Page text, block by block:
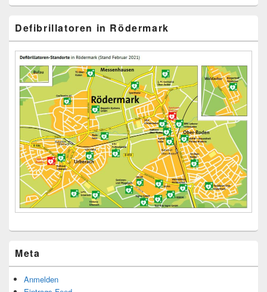
Defibrillatoren in Rödermark
Meta
Anmelden